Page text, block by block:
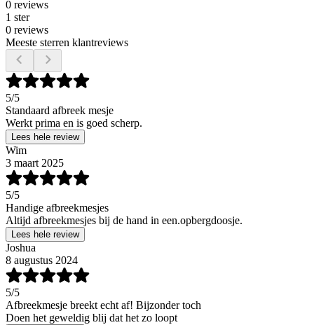
0 reviews
1 ster
0 reviews
Meeste sterren klantreviews
5/5
Standaard afbreek mesje
Werkt prima en is goed scherp.
Lees hele review
Wim
3 maart 2025
5/5
Handige afbreekmesjes
Altijd afbreekmesjes bij de hand in een.opbergdoosje.
Lees hele review
Joshua
8 augustus 2024
5/5
Afbreekmesje breekt echt af! Bijzonder toch
Doen het geweldig blij dat het zo loopt